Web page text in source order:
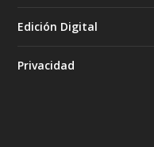
Edición Digital
Privacidad